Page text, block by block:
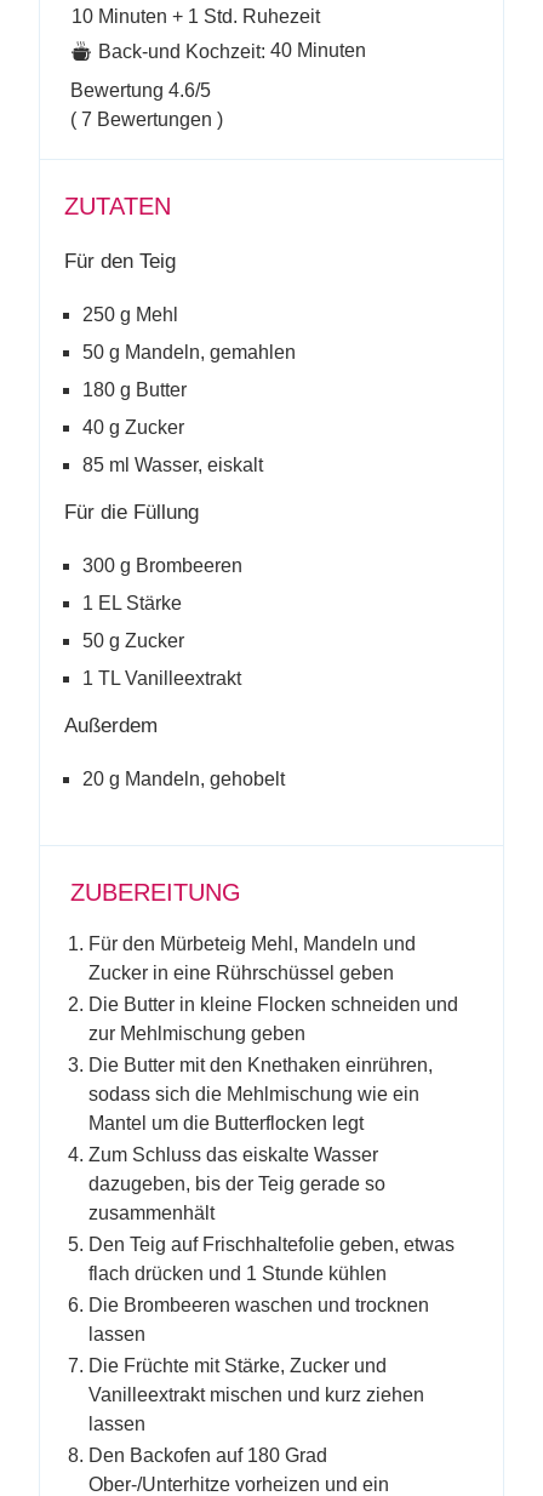
10 Minuten + 1 Std. Ruhezeit
Back-und Kochzeit: 40 Minuten
Bewertung 4.6/5
( 7 Bewertungen )
ZUTATEN
Für den Teig
250 g Mehl
50 g Mandeln, gemahlen
180 g Butter
40 g Zucker
85 ml Wasser, eiskalt
Für die Füllung
300 g Brombeeren
1 EL Stärke
50 g Zucker
1 TL Vanilleextrakt
Außerdem
20 g Mandeln, gehobelt
ZUBEREITUNG
Für den Mürbeteig Mehl, Mandeln und
Zucker in eine Rührschüssel geben
Die Butter in kleine Flocken schneiden und
zur Mehlmischung geben
Die Butter mit den Knethaken einrühren,
sodass sich die Mehlmischung wie ein
Mantel um die Butterflocken legt
Zum Schluss das eiskalte Wasser
dazugeben, bis der Teig gerade so
zusammenhält
Den Teig auf Frischhaltefolie geben, etwas
flach drücken und 1 Stunde kühlen
Die Brombeeren waschen und trocknen
lassen
Die Früchte mit Stärke, Zucker und
Vanilleextrakt mischen und kurz ziehen
lassen
Den Backofen auf 180 Grad
Ober-/Unterhitze vorheizen und ein